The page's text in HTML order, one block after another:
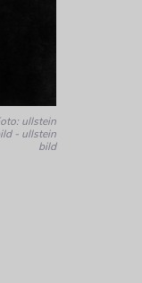
ullstein
- ullstein
bild